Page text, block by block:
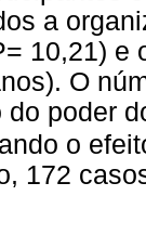
a
10,21) e
O
poder
o
172